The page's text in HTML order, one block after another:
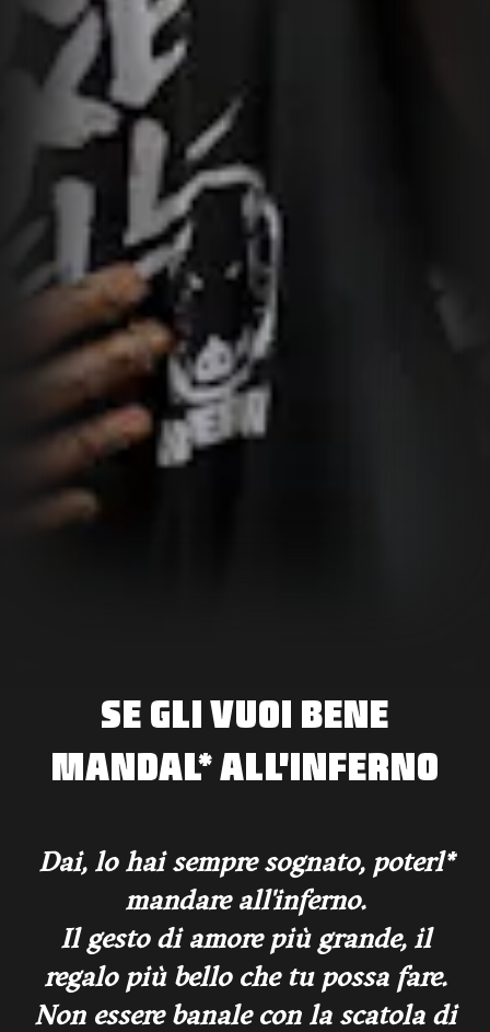
SE GLI VUOI BENE
MANDAL* ALL'INFERNO
Dai, lo hai sempre sognato, poterl*
mandare all'inferno.
Il gesto di amore più grande, il
regalo più bello che tu possa fare.
Non essere banale con la scatola di